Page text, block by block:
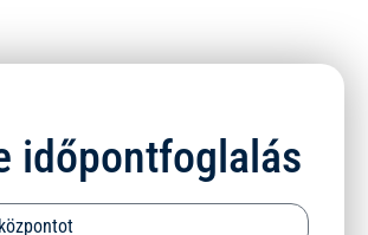
időpontfoglalás